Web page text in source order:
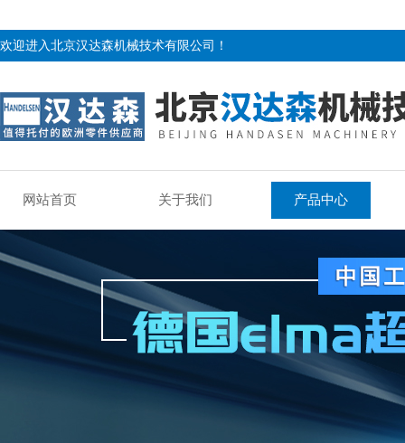
欢迎进入北京汉达森机械技术有限公司！
网站首页 关于我们 产品中心